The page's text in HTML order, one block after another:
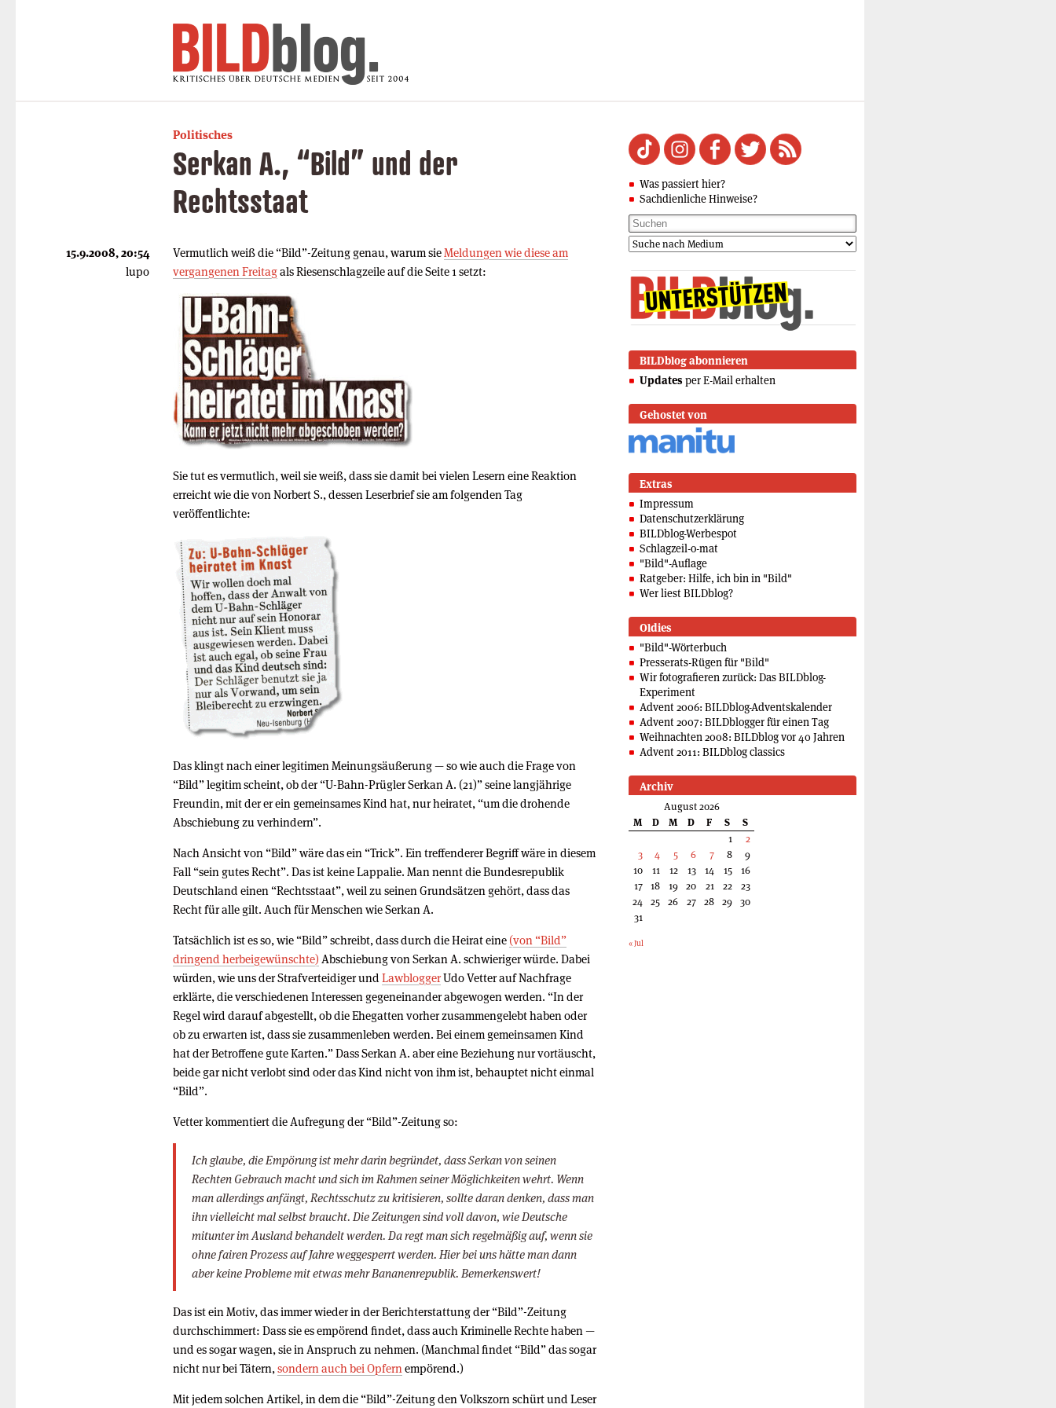
Politisches
Serkan A., “Bild” und der
Rechtsstaat
Vermutlich weiß die “Bild”-Zeitung genau, warum sieMeldungen wie diese am
vergangenen Freitagals Riesenschlagzeile auf die Seite 1 setzt:
Sie tut es vermutlich, weil sie weiß, dass sie damit bei vielen Lesern eine Reaktion
erreicht wie die von Norbert S., dessen Leserbrief sie am folgenden Tag
veröffentlichte:
Das klingt nach einer legitimen Meinungsäußerung — so wie auch die Frage von
“Bild” legitim scheint, ob der “U-Bahn-Prügler Serkan A. (21)” seine langjährige
Freundin, mit der er ein gemeinsames Kind hat, nur heiratet, “um die drohende
Abschiebung zu verhindern”.
Nach Ansicht von “Bild” wäre das ein “Trick”. Ein treffenderer Begriff wäre in diesem
Fall “sein gutes Recht”. Das ist keine Lappalie. Man nennt die Bundesrepublik
Deutschland einen “Rechtsstaat”, weil zu seinen Grundsätzen gehört, dass das
Recht für alle gilt. Auch für Menschen wie Serkan A.
Tatsächlich ist es so, wie “Bild” schreibt, dass durch die Heirat eine (von “Bild”
dringend herbeigewünschte) Abschiebung von Serkan A. schwieriger würde. Dabei
würden, wie uns der Strafverteidiger und LawbloggerUdo Vetter auf Nachfrage
erklärte, die verschiedenen Interessen gegeneinander abgewogen werden. “In der
Regel wird darauf abgestellt, ob die Ehegatten vorher zusammengelebt haben oder
ob zu erwarten ist, dass sie zusammenleben werden. Bei einem gemeinsamen Kind
hat der Betroffene gute Karten.” Dass Serkan A. aber eine Beziehung nur vortäuscht,
beide gar nicht verlobt sind oder das Kind nicht von ihm ist, behauptet nicht einmal
“Bild”.
Vetter kommentiert die Aufregung der “Bild”-Zeitung so:
Ich glaube, die Empörung ist mehr darin begründet, dass Serkan von seinen
Rechten Gebrauch macht und sich im Rahmen seiner Möglichkeiten wehrt. Wenn
man allerdings anfängt, Rechtsschutz zu kritisieren, sollte daran denken, dass man
ihn vielleicht mal selbst braucht. Die Zeitungen sind voll davon, wie Deutsche
mitunter im Ausland behandelt werden. Da regt man sich regelmäßig auf, wenn sie
ohne fairen Prozess auf Jahre weggesperrt werden. Hier bei uns hätte man dann
aber keine Probleme mit etwas mehr Bananenrepublik. Bemerkenswert!
Das ist ein Motiv, das immer wieder in der Berichterstattung der “Bild”-Zeitung
durchschimmert: Dass sie es empörend findet, dass auch Kriminelle Rechte haben —
und es sogar wagen, sie in Anspruch zu nehmen. (Manchmal findet “Bild” das sogar
nicht nur bei Tätern, sondern auch bei Opfern empörend.)
Mit jedem solchen Artikel, in dem die “Bild”-Zeitung den Volkszorn schürt und Leser
15.9.2008, 20:54
lupo
Was passiert hier?
Sachdienliche Hinweise?
BILDblog abonnieren
Updates per E-Mail erhalten
Gehostet von
Extras
Impressum
Datenschutzerklärung
BILDblog-Werbespot
Schlagzeil-o-mat
"Bild"-Auflage
Ratgeber: Hilfe, ich bin in "Bild"
Wer liest BILDblog?
Oldies
"Bild"-Wörterbuch
Presserats-Rügen für "Bild"
Wir fotografieren zurück: Das BILDblog-
Experiment
Advent 2006: BILDblog-Adventskalender
Advent 2007: BILDblogger für einen Tag
Weihnachten 2008: BILDblog vor 40 Jahren
Advent 2011: BILDblog classics
Archiv
August 2026
M
D M D F S
S
1
2
3
4 5 6 7 8
9
10
11 12 13 14 15
16
17 18 19 20 21 22
23
24 25 26 27 28 29 30
31
« Jul